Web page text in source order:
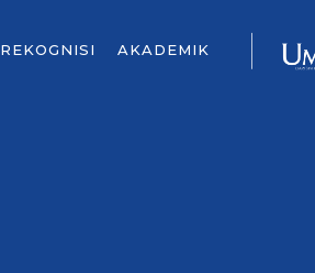
REKOGNISI AKADEMIK